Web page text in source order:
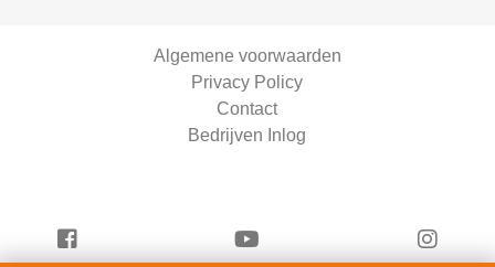
Algemene voorwaarden
Privacy Policy
Contact
Bedrijven Inlog